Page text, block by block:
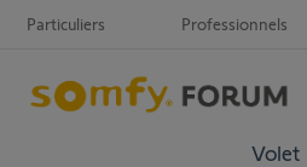
Particuliers Professionnels
Volet